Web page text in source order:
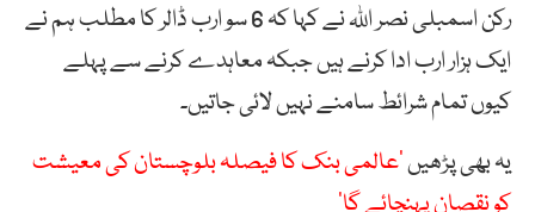
رکن اسمبلی نصر اللہ نے کہا کہ 6 سو ارب ڈالر کا مطلب ہم نے
ایک ہزار ارب ادا کرنے ہیں جبکہ معاہدے کرنے سے پہلے
کیوں تمام شرائط سامنے نہیں لائی جاتیں۔
یہ بھی پڑھیں‘عالمی بنک کا فیصلہ بلوچستان کی معیشت
کو نقصان پہنچائے گا’